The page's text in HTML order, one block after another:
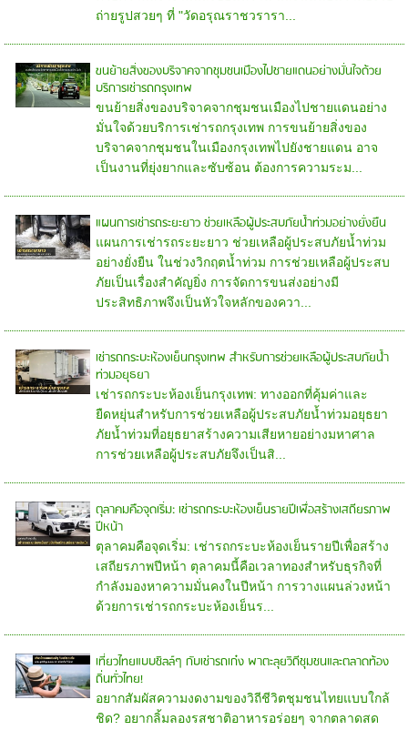
ถ่ายรูปสวยๆ ที่ "วัดอรุณราชวรารา...
ขนย้ายสิ่งของบริจาคจากชุมชนเมืองไปชายแดนอย่างมั่นใจด้วย
บริการเช่ารถกรุงเทพ
ขนย้ายสิ่งของบริจาคจากชุมชนเมืองไปชายแดนอย่าง
มั่นใจด้วยบริการเช่ารถกรุงเทพ การขนย้ายสิ่งของ
บริจาคจากชุมชนในเมืองกรุงเทพไปยังชายแดน อาจ
เป็นงานที่ยุ่งยากและซับซ้อน ต้องการความระม...
แผนการเช่ารถระยะยาว ช่วยเหลือผู้ประสบภัยน้ำท่วมอย่างยั่งยืน
แผนการเช่ารถระยะยาว ช่วยเหลือผู้ประสบภัยน้ำท่วม
อย่างยั่งยืน ในช่วงวิกฤตน้ำท่วม การช่วยเหลือผู้ประสบ
ภัยเป็นเรื่องสำคัญยิ่ง การจัดการขนส่งอย่างมี
ประสิทธิภาพจึงเป็นหัวใจหลักของควา...
เช่ารถกระบะห้องเย็นกรุงเทพ สำหรับการช่วยเหลือผู้ประสบภัยน้ำ
ท่วมอยุธยา
เช่ารถกระบะห้องเย็นกรุงเทพ: ทางออกที่คุ้มค่าและ
ยืดหยุ่นสำหรับการช่วยเหลือผู้ประสบภัยน้ำท่วมอยุธยา
ภัยน้ำท่วมที่อยุธยาสร้างความเสียหายอย่างมหาศาล
การช่วยเหลือผู้ประสบภัยจึงเป็นสิ...
ตุลาคมคือจุดเริ่ม: เช่ารถกระบะห้องเย็นรายปีเพื่อสร้างเสถียรภาพ
ปีหน้า
ตุลาคมคือจุดเริ่ม: เช่ารถกระบะห้องเย็นรายปีเพื่อสร้าง
เสถียรภาพปีหน้า ตุลาคมนี้คือเวลาทองสำหรับธุรกิจที่
กำลังมองหาความมั่นคงในปีหน้า การวางแผนล่วงหน้า
ด้วยการเช่ารถกระบะห้องเย็นร...
เที่ยวไทยแบบชิลล์ๆ กับเช่ารถเก๋ง พาตะลุยวิถีชุมชนและตลาดท้อง
ถิ่นทั่วไทย!
อยากสัมผัสความงดงามของวิถีชีวิตชุมชนไทยแบบใกล้
ชิด? อยากลิ้มลองรสชาติอาหารอร่อยๆ จากตลาดสด